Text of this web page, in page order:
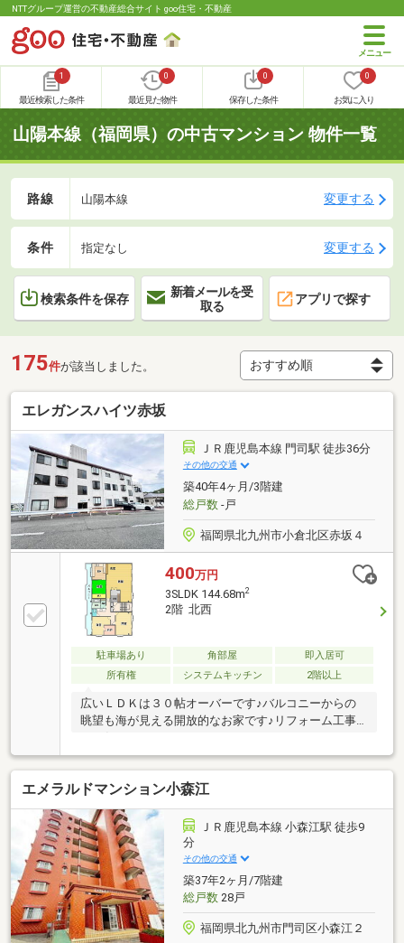
NTTグループ運営の不動産総合サイト goo住宅・不動産
1
最近検索した条件
0
最近見た物件
0
保存した条件
0
お気に入り
山陽本線（福岡県）の中古マンション 物件一覧
路線 山陽本線 変更する
条件 指定なし 変更する
検索条件を保存
新着メールを受
取る
アプリで探す
175件が該当しました。
エレガンスハイツ赤坂
ＪＲ鹿児島本線 門司駅 徒歩36分
その他の交通
築40年4ヶ月/3階建
総戸数-戸
福岡県北九州市小倉北区赤坂４
400万円
3SLDK 144.68m2
2階 北西
駐車場あり 角部屋
即入居可
所有権
システムキッチン 2階以上
広いＬＤＫは３０帖オーバーです♪バルコニーからの
眺望も海が見える開放的なお家です♪リフォーム工事
もお任せください！！！
エメラルドマンション小森江
ＪＲ鹿児島本線 小森江駅 徒歩9
分
その他の交通
築37年2ヶ月/7階建
総戸数28戸
福岡県北九州市門司区小森江２